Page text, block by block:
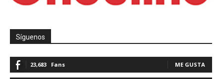
Síguenos
23,683 Fans ME GUSTA